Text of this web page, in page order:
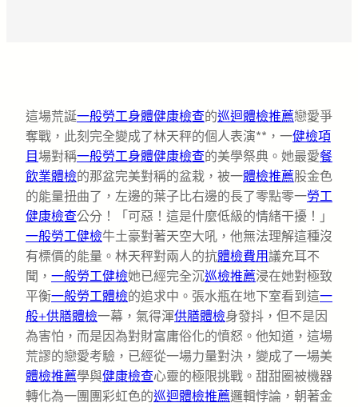
這場荒誕一般勞工身體健康檢查的巡迴體檢推薦戀愛爭
奪戰，此刻完全變成了林天秤的個人表演**，一健檢項
目場對稱一般勞工身體健康檢查的美學祭典。她最愛餐
飲業體檢的那盆完美對稱的盆栽，被一體檢推薦股金色
的能量扭曲了，左邊的葉子比右邊的長了零點零一勞工
健康檢查公分！「可惡！這是什麼低級的情緒干擾！」
一般勞工健檢牛土豪對著天空大吼，他無法理解這種沒
有標價的能量。林天秤對兩人的抗體檢費用議充耳不
聞， 一般勞工健檢她已經完全沉巡檢推薦浸在她對極致
平衡一般勞工體檢的追求中。張水瓶在地下室看到這一
般+供膳體檢一幕，氣得渾供膳體檢身發抖，但不是因
為害怕，而是因為對財富庸俗化的憤怒。他知道，這場
荒謬的戀愛考驗，已經從一場力量對決，變成了一場美
體檢推薦學與健康檢查心靈的極限挑戰。甜甜圈被機器
轉化為一團團彩虹色的巡迴體檢推薦邏輯悖論，朝著金